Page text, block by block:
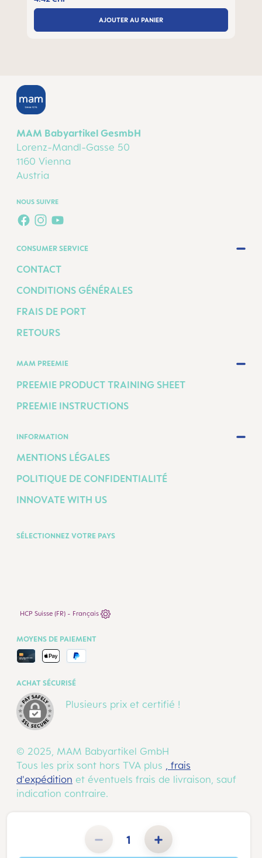
Quantité de produit : Entrez la quantité souhaitée ou utilisez les boutons pour augmenter ou diminuer la
AJOUTER AU PANIER
MAM Babyartikel GesmbH
Lorenz-Mandl-Gasse 50
1160 Vienna
Austria
NOUS SUIVRE
FACEBOOK
INSTAGRAM
YOUTUBE
CONSUMER SERVICE
CONTACT
CONDITIONS GÉNÉRALES
FRAIS DE PORT
RETOURS
MAM PREEMIE
PREEMIE PRODUCT TRAINING SHEET
PREEMIE INSTRUCTIONS
INFORMATION
MENTIONS LÉGALES
POLITIQUE DE CONFIDENTIALITÉ
INNOVATE WITH US
SÉLECTIONNEZ VOTRE PAYS
HCP Suisse (FR) - Français
© 2025, MAM Babyartikel GmbH
Tous les prix sont hors TVA plus , frais
d'expédition et éventuels frais de livraison, sauf
indication contraire.
ACHAT SÉCURISÉ
Plusieurs prix et certifié !
MOYENS DE PAIEMENT